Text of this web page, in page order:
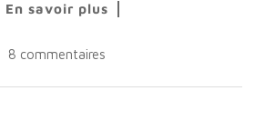
En savoir plus
8 commentaires